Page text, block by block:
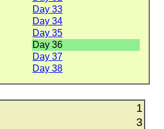
Day 33
Day 34
Day 35
Day 36
Day 37
Day 38
1
3